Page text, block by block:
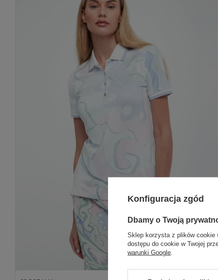
Konfiguracja zgód
Dbamy o Twoją
Sklep korzysta z plików cookie
dostępu do cookie w Twojej
warunki Google